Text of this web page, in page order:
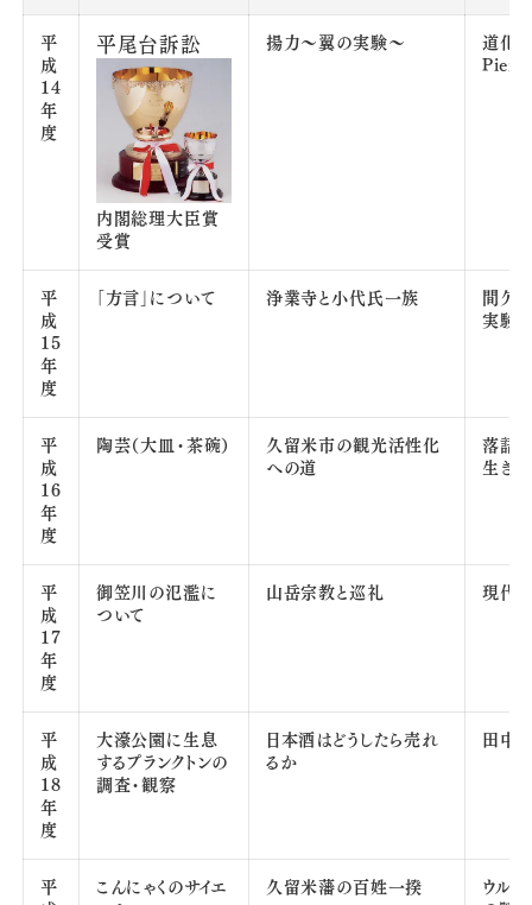
平
成
14
年
度
平尾台訴訟
内閣総理大臣賞
受賞
揚力～翼の実験～
道化
平
成
15
年
度
「方言」について 浄業寺と小代氏一族
間欠
実験
平
成
16
年
度
陶芸（大皿・茶碗）
久留米市の観光活性化
への道
落語
生き
平
成
17
年
度
御笠川の氾濫に
ついて
山岳宗教と巡礼 現代
平
成
18
年
度
大濠公園に生息
するプランクトンの
調査・観察
日本酒はどうしたら売れ
るか
田中
平
こんにゃくのサイエ
久留米藩の百姓一揆
ウルト